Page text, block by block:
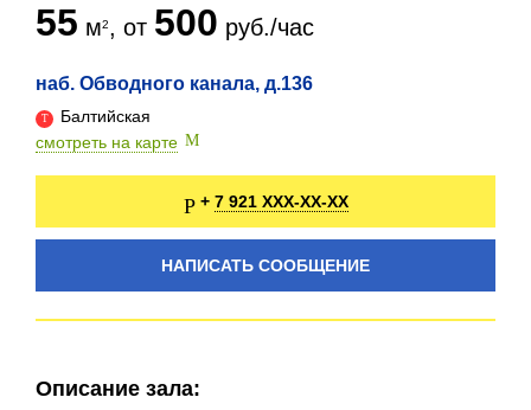
наб. Обводного канала, д.136
Балтийская
смотреть на карте
55 м , от 500 руб./час
+ 7 921 XXX-XX-XX
НАПИСАТЬ СООБЩЕНИЕ
Описание зала: